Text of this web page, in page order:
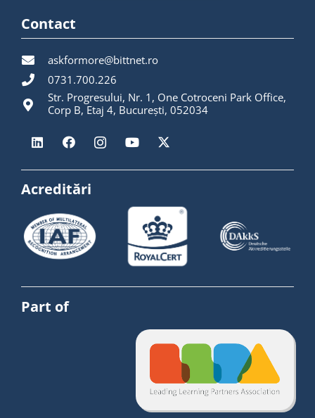
Contact
askformore@bittnet.ro
0731.700.226
Str. Progresului, Nr. 1, One Cotroceni Park Office,
Corp B, Etaj 4, București, 052034
Acreditări
Part of